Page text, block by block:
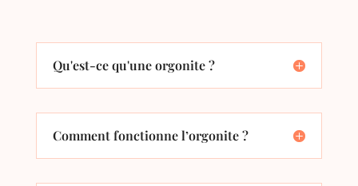
Qu'est-ce qu'une orgonite ?
Comment fonctionne l’orgonite ?